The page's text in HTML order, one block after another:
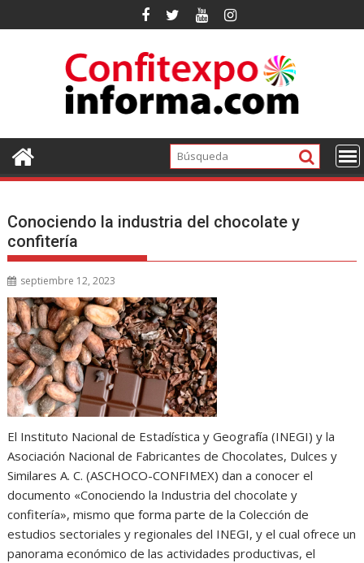
al
Conociendo la industria del chocolate y
confitería
septiembre 12, 2023
El Instituto Nacional de Estadística y Geografía (INEGI) y la
Asociación Nacional de Fabricantes de Chocolates, Dulces y
Similares A. C. (ASCHOCO-CONFIMEX) dan a conocer el
documento «Conociendo la Industria del chocolate y
confitería», mismo que forma parte de la Colección de
estudios sectoriales y regionales del INEGI, y el cual ofrece un
panorama económico de las actividades productivas, el